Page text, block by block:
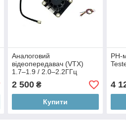
Аналоговий
відеопередавач (VTX)
1.7–1.9 / 2.0–2.2ГГц
2 500₴
Купити
PH-
4